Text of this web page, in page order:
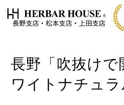
長野「吹抜けで
ワイトナチュラ